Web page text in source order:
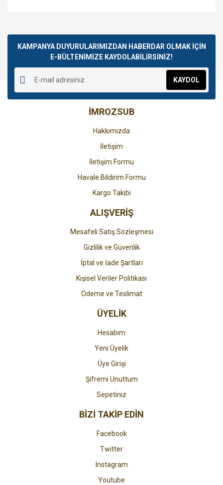
Yorum Yaz
kullanarak tarafımıza iletebilirsiniz.
Görüş ve önerileriniz için teşekkür ederiz.
Ürün resmi kalitesiz, bozuk veya görüntülenemiyor.
Ürün açıklamasında eksik bilgiler bulunuyor.
Ürün bilgilerinde hatalar bulunuyor.
Ürün fiyatı diğer sitelerden daha pahalı.
Gönder
KAMPANYA DUYURULARIMIZDAN HABERDAR OLMAK İÇİN
E-BÜLTENİMİZE KAYDOLABİLİRSİNİZ!
KAYDOL
İMROZSUB
Hakkımızda
İletişim
İletişim Formu
Havale Bildirim Formu
Kargo Takibi
ALIŞVERİŞ
Mesafeli Satış Sözleşmesi
Gizlilik ve Güvenlik
İptal ve İade Şartları
Kişisel Veriler Politikası
Ödeme ve Teslimat
ÜYELİK
Hesabım
Yeni Üyelik
Üye Girişi
Şifremi Unuttum
Sepetiniz
BİZİ TAKİP EDİN
Facebook
Twitter
Instagram
Youtube